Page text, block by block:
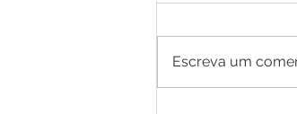
Escreva um